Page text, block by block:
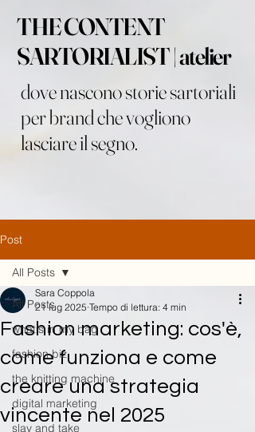
THE CONTENT
SARTORIALIST | atelier
dove nascono storie sartoriali
per brand che vogliono
lasciare il segno.
Post
All Posts
what's in my bag
fashion biz
the knitting machine
digital marketing
slay and take
All Posts
Fashion marketing: cos'è,
come funziona e come
creare una strategia
vincente nel 2025
Sara Coppola
21 lug 2025 Tempo di lettura: 4 min